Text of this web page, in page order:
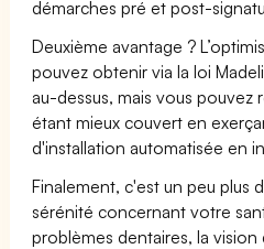
démarches pré et post-
Deuxième avantage ?
pouvez obtenir via la loi
au-dessus, mais vous
étant mieux couvert en
d'installation automatisée en
Finalement, c'est un peu plus
sérénité concernant votre
problèmes dentaires, la vision